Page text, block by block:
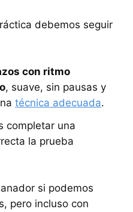
debemos seguir
con ritmo
, suave, sin pausas y
técnica adecuada.
completar una
la prueba
si podemos
pero incluso con